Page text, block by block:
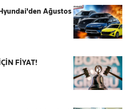
Ağustos
FİYAT!